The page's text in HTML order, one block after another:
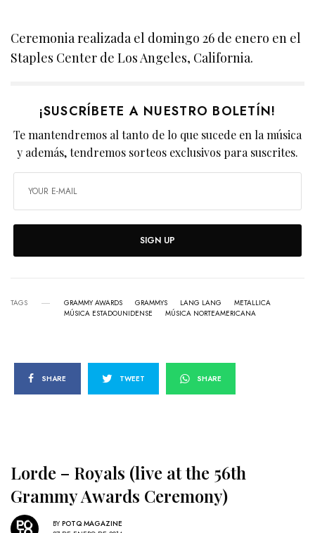
Ceremonia realizada el domingo 26 de enero en el
Staples Center de Los Angeles, California.
¡SUSCRÍBETE A NUESTRO BOLETÍN!
Te mantendremos al tanto de lo que sucede en la música
y además, tendremos sorteos exclusivos para suscrites.
SIGN UP
TAGS GRAMMY AWARDS GRAMMYS LANG LANG
METALLICA
MÚSICA ESTADOUNIDENSE
MÚSICA NORTEAMERICANA
SHARE TWEET SHARE
Lorde – Royals (live at the 56th
Grammy Awards Ceremony)
BY POTQ MAGAZINE